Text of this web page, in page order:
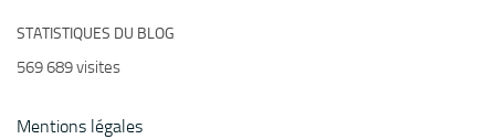
STATISTIQUES DU BLOG
569 689 visites
Mentions légales